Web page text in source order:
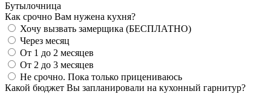
Бутылочница
Как срочно Вам нужена кухня?
Хочу вызвать замерщика (БЕСПЛАТНО)
Через месяц
От 1 до 2 месяцев
От 2 до 3 месяцев
Не срочно. Пока только прицениваюсь
Какой бюджет Вы запланировали на кухонный гарнитур?